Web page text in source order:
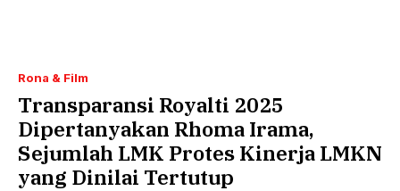
Rona & Film
Transparansi Royalti 2025
Dipertanyakan Rhoma Irama,
Sejumlah LMK Protes Kinerja LMKN
yang Dinilai Tertutup